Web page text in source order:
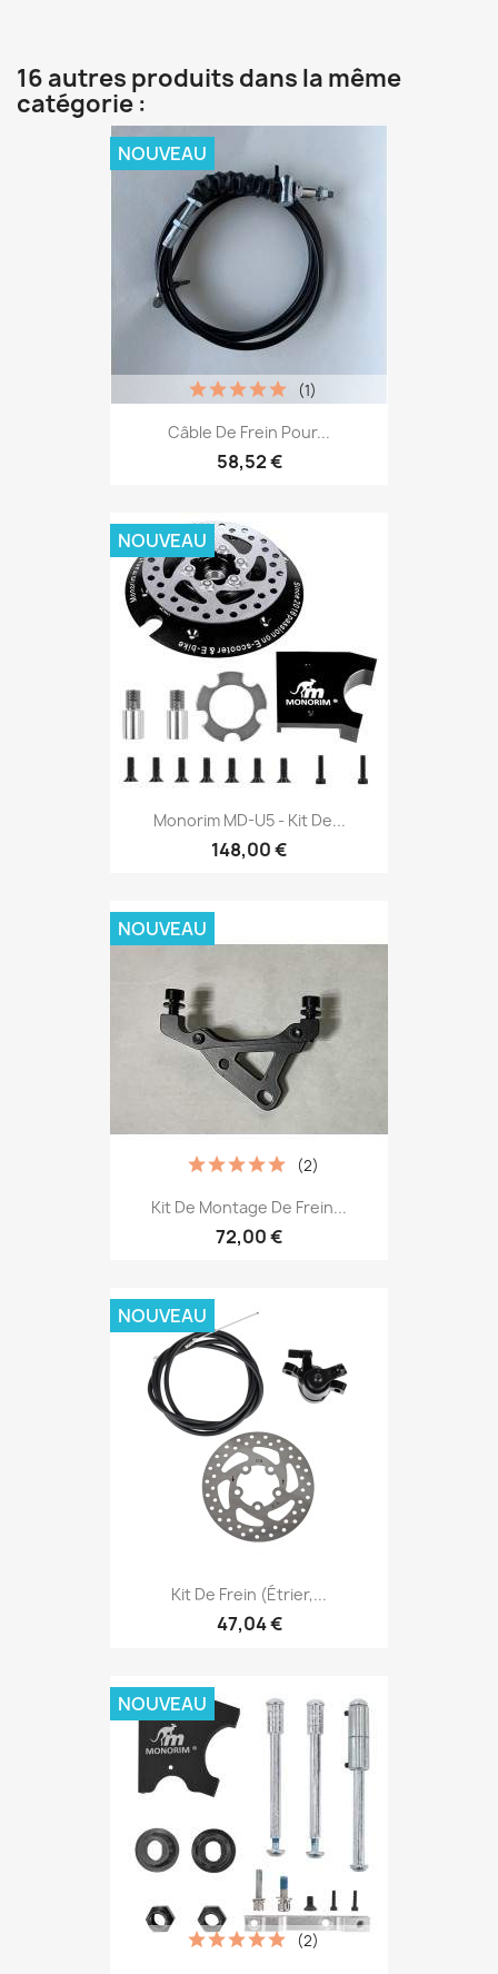
16 autres produits dans la même
catégorie :
Câble De Frein Pour...
58,52 €
(1)
NOUVEAU
Monorim MD-U5 - Kit De...
148,00 €
NOUVEAU
Kit De Montage De Frein...
72,00 €
(2)
NOUVEAU
Kit De Frein (étrier,...
47,04 €
NOUVEAU
(2)
NOUVEAU